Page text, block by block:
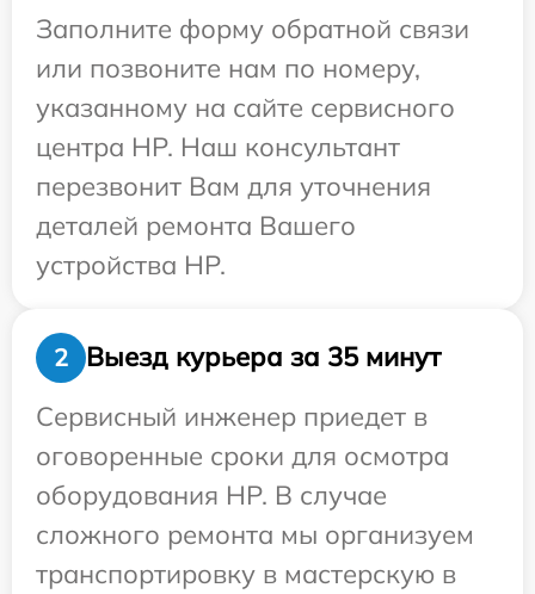
Заполните форму обратной связи
или позвоните нам по номеру,
указанному на сайте сервисного
центра HP. Наш консультант
перезвонит Вам для уточнения
деталей ремонта Вашего
устройства HP.
2
Выезд курьера за 35 минут
Сервисный инженер приедет в
оговоренные сроки для осмотра
оборудования HP. В случае
сложного ремонта мы организуем
транспортировку в мастерскую в